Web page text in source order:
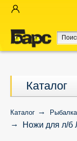
Каталог
Каталог
Ножи для л/б